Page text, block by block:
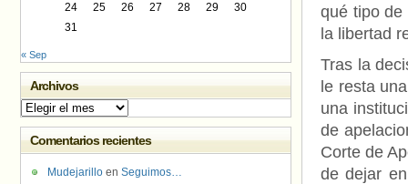
qué tipo de
la libertad
Tras la
le resta
una
de
Corte de
de dejar
24
25 26 27 28 29
30
31
« Sep
Archivos
Archivos
Comentarios recientes
Mudejarillo en Seguimos…